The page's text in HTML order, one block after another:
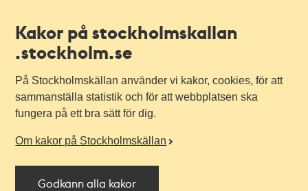
Kakor på stockholmskallan
.stockholm.se
På Stockholmskällan använder vi kakor, cookies, för att
sammanställa statistik och för att webbplatsen ska
fungera på ett bra sätt för dig.
Om kakor på Stockholmskällan
Godkänn alla kakor